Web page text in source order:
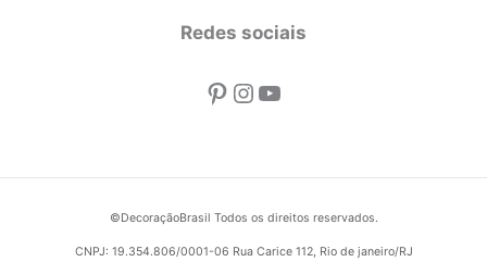
Redes sociais
Pinterest
Instagram
Youtube
©DecoraçãoBrasil Todos os direitos reservados.
CNPJ: 19.354.806/0001-06 Rua Carice 112, Rio de janeiro/RJ